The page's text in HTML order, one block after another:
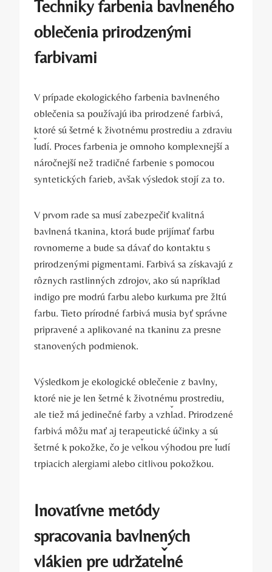
Techniky farbenia bavlneného
oblečenia prirodzenými
farbivami
V prípade ekologického farbenia bavlneného
oblečenia sa používajú iba prirodzené farbivá,
ktoré sú šetrné k životnému prostrediu a zdraviu
ľudí. Proces farbenia je omnoho komplexnejší a
náročnejší než tradičné farbenie s pomocou
syntetických farieb, avšak výsledok stojí za to.
V prvom rade sa musí zabezpečiť kvalitná
bavlnená tkanina, ktorá bude prijímať farbu
rovnomerne a bude sa dávať do kontaktu s
prirodzenými pigmentami. Farbivá sa získavajú z
rôznych rastlinných zdrojov, ako sú napríklad
indigo pre modrú farbu alebo kurkuma pre žltú
farbu. Tieto prírodné farbivá musia byť správne
pripravené a aplikované na tkaninu za presne
stanovených podmienok.
Výsledkom je ekologické oblečenie z bavlny,
ktoré nie je len šetrné k životnému prostrediu,
ale tiež má jedinečné farby a vzhľad. Prirodzené
farbivá môžu mať aj terapeutické účinky a sú
šetrné k pokožke, čo je veľkou výhodou pre ľudí
trpiacich alergiami alebo citlivou pokožkou.
Inovatívne metódy
spracovania bavlnených
vlákien pre udržateľné